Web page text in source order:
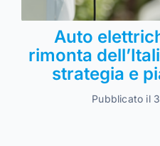
Auto
rimonta
strategia e
Pubblicato il